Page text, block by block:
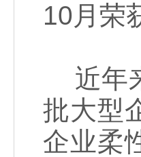
10月荣
近年
批大型
企业柔